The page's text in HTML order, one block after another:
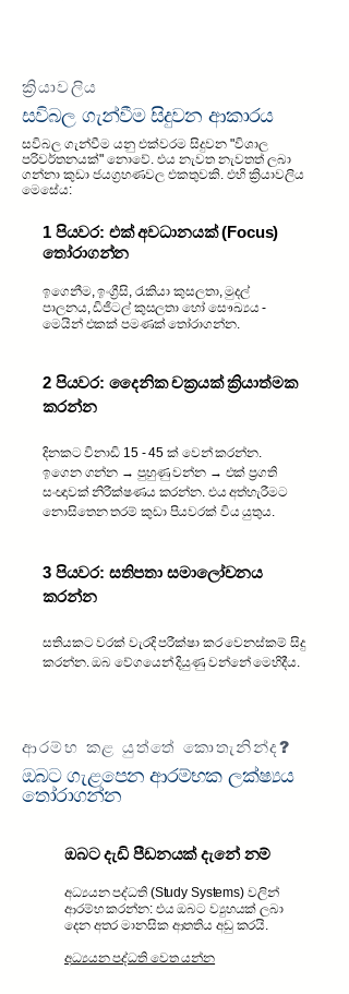
ක්‍රියාවලිය
සවිබල ගැන්වීම සිදුවන ආකාරය
සවිබල ගැන්වීම යනු එක්වරම සිදුවන "විශාල
පරිවර්තනයක්" නොවේ. එය නැවත නැවතත් ලබා
ගන්නා කුඩා ජයග්‍රහණවල එකතුවකි. එහි ක්‍රියාවලිය
මෙසේය:
1 පියවර: එක් අවධානයක් (Focus)
තෝරාගන්න
ඉගෙනීම, ඉංග්‍රීසි, රැකියා කුසලතා, මුදල්
පාලනය, ඩිජිටල් කුසලතා හෝ සෞඛ්‍යය -
මෙයින් එකක් පමණක් තෝරාගන්න.
2 පියවර: දෛනික චක්‍රයක් ක්‍රියාත්මක
කරන්න
දිනකට විනාඩි 15 - 45 ක් වෙන් කරන්න.
ඉගෙන ගන්න → පුහුණු වන්න → එක් ප්‍රගති
සංඥාවක් නිරීක්ෂණය කරන්න. එය අත්හැරීමට
නොසිතෙන තරම් කුඩා පියවරක් විය යුතුය.
3 පියවර: සතිපතා සමාලෝචනය
කරන්න
සතියකට වරක් වැරදි පරීක්ෂා කර වෙනස්කම් සිදු
කරන්න. ඔබ වේගයෙන් දියුණු වන්නේ මෙහිදීය.
ආරම්භ කළ යුත්තේ කොතැනින්ද?
ඔබට ගැළපෙන ආරම්භක ලක්ෂ්‍යය
තෝරාගන්න
ඔබට දැඩි පීඩනයක් දැනේ නම්
අධ්‍යයන පද්ධති (Study Systems) වලින්
ආරම්භ කරන්න: එය ඔබට ව්‍යුහයක් ලබා
දෙන අතර මානසික ආතතිය අඩු කරයි.
අධ්‍යයන පද්ධති වෙත යන්න